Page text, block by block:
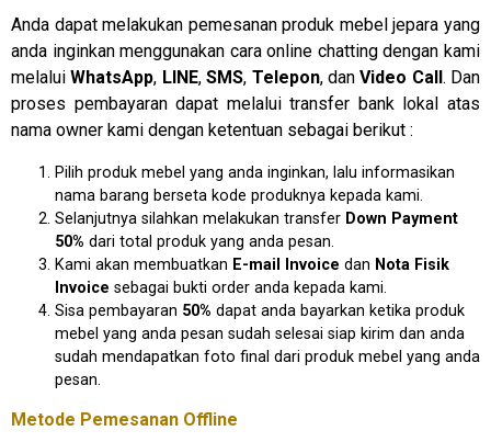
Anda dapat melakukan pemesanan produk mebel jepara yang
anda inginkan menggunakan cara online chatting dengan kami
melaluiWhatsApp, LINE,SMS, Telepon, danVideo Call. Dan
proses pembayaran dapat melalui transfer bank lokal atas
nama owner kami dengan ketentuan sebagai berikut :
Pilih produk mebel yang anda inginkan, lalu informasikan
nama barang berseta kode produknya kepada kami.
Selanjutnya silahkan melakukan transfer Down Payment
50% dari total produk yang anda pesan.
Kami akan membuatkan E-mail Invoice dan N ota Fisik
Invoice sebagai bukti order anda kepada kami.
Sisa pembayaran 50% dapat anda bayarkan ketika produk
mebel yang anda pesan sudah selesai siap kirim dan anda
sudah mendapatkan foto final dari produk mebel yang anda
pesan.
Metode Pemesanan Offline